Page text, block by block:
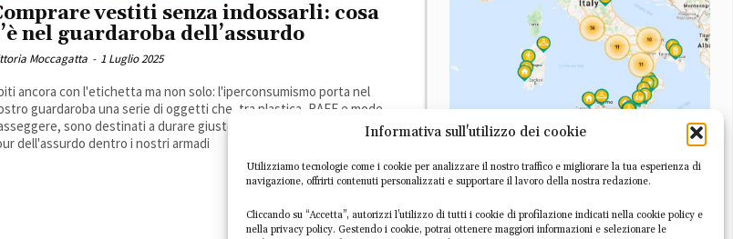
Informativa sull'utilizzo dei cookie
Utilizziamo tecnologie come i cookie per analizzare il nostro traffico e migliorare la tua esperienza di
navigazione, offrirti contenuti personalizzati e supportare il lavoro della nostra redazione.
Cliccando su “Accetta”, autorizzi l’utilizzo di tutti i cookie di profilazione indicati nella cookie policy e
nella privacy policy. Gestendo i cookie, potrai ottenere maggiori informazioni e selezionare le
vestiti senza indossarli: cosa
nel guardaroba dell’assurdo
Moccagatta - 1 Luglio 2025
ancora con l'etichetta ma non solo: l'iperconsumismo porta nel
guardaroba una serie di oggetti che, tra plastica, RAEE e mode
sono destinati a durare giusto il tempo dell'acquisto. Un
dell'assurdo dentro i nostri armadi
L’Atlante Italiano dell’Economia Circolare è la
prima piattaforma digitale dedicata alle
imprese italiane circolari. Scopri le esperienze
già mappate osegnalaci nuove realtà!